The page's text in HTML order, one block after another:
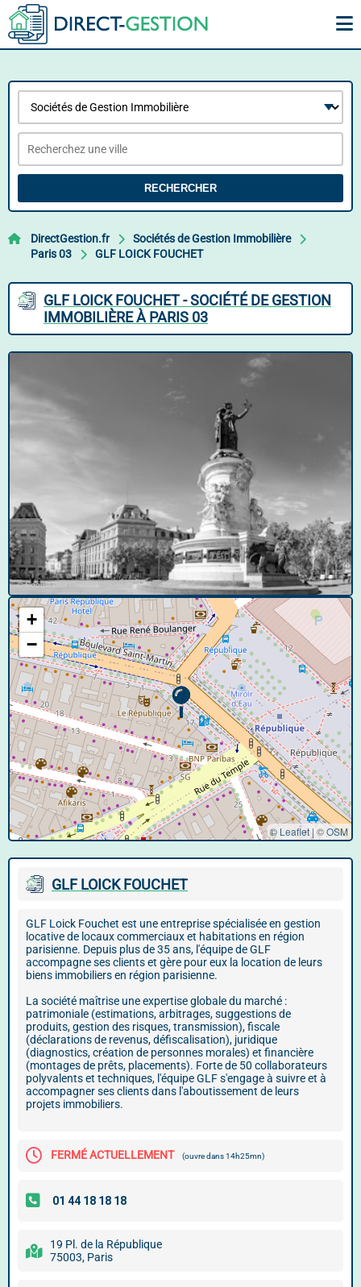
RECHERCHER
DirectGestion.fr
Sociétés de Gestion Immobilière
Paris 03
GLF LOICK FOUCHET
GLF LOICK FOUCHET - SOCIÉTÉ DE GESTION
IMMOBILIÈRE À PARIS 03
© Google User Content
+
−
© Leaflet |©OSM
GLF LOICK FOUCHET
GLF Loick Fouchet est une entreprise spécialisée en gestion
locative de locaux commerciaux et habitations en région
parisienne. Depuis plus de 35 ans, l'équipe de GLF
accompagne ses clients et gère pour eux la location de leurs
biens immobiliers en région parisienne.
La société maîtrise une expertise globale du marché :
patrimoniale (estimations, arbitrages, suggestions de
produits, gestion des risques, transmission), fiscale
(déclarations de revenus, défiscalisation), juridique
(diagnostics, création de personnes morales) et financière
(montages de prêts, placements). Forte de 50 collaborateurs
polyvalents et techniques, l'équipe GLF s'engage à suivre et à
accompagner ses clients dans l'aboutissement de leurs
projets immobiliers.
FERMÉ ACTUELLEMENT (ouvre dans 14h25mn)
19 Pl. de la République
75003, Paris